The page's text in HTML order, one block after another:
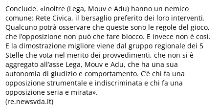
Conclude. «Inoltre (Lega, Mouv e Adu) hanno un nemico
comune: Rete Civica, il bersaglio preferito dei loro interventi.
Qualcuno potrà osservare che queste sono le regole del gioco,
che l’opposizione non può che fare blocco. E invece non è così.
E la dimostrazione migliore viene dal gruppo regionale dei 5
Stelle che vota nel merito dei provvedimenti, che non si è
aggregato all’asse Lega, Mouv e Adu, che ha una sua
autonomia di giudizio e comportamento. C’è chi fa una
opposizione strumentale e indiscriminata e chi fa una
opposizione seria e mirata».
(re.newsvda.it)